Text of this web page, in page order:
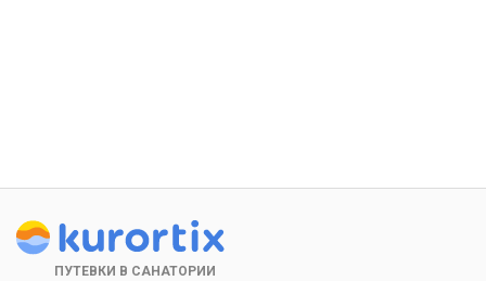
ПУТЕВКИ В САНАТОРИИ